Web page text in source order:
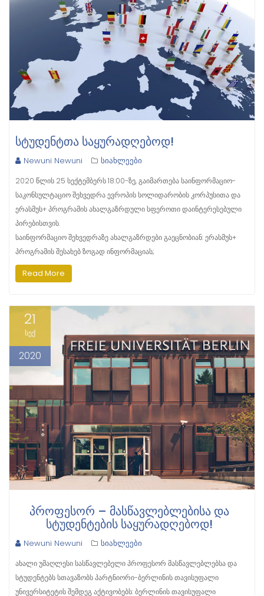
ᲡᲢᲣᲓᲔᲜᲢᲗᲐ ᲡᲐᲧᲣᲠᲐᲓᲦᲔᲑᲝᲓ!
Newuni Newuni სიახლეები
2020 წლის 25 სექტემბერს 18:00-ზე, გაიმართება საინფორმაციო-
საკონსულტაციო შეხვედრა ევროპის სოლიდარობის კორპუსითა და
ერასმუს+ პროგრამის ახალგაზრდული სფეროთი დაინტერესებული
პირებისთვის.
საინფორმაციო შეხვედრაზე ახალგაზრდები გაეცნობიან: ერასმუს+
პროგრამის შესახებ ზოგად ინფორმაციას;
Read More
21
სექ
2020
ᲞᲠᲝᲤᲔᲡᲝᲠ – ᲛᲐᲡᲬᲐᲕᲚᲔᲑᲚᲔᲑᲘᲡᲐ ᲓᲐ
ᲡᲢᲣᲓᲔᲜᲢᲔᲑᲘᲡ ᲡᲐᲧᲣᲠᲐᲓᲦᲔᲑᲝᲓ!
Newuni Newuni სიახლეები
ახალი უმაღლესი სასწავლებელი პროფესორ მასწავლებლებსა და
სტუდენტებს სთავაზობს პარტნიორი-ბერლინის თავისუფალი
უნივერსიტეტის შემდეგ აქტივობებს: ბერლინის თავისუფალი